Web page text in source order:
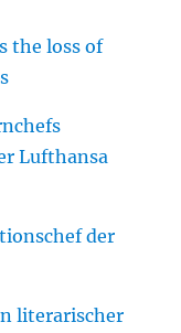
the loss of
Lufthansa
der
literarischer